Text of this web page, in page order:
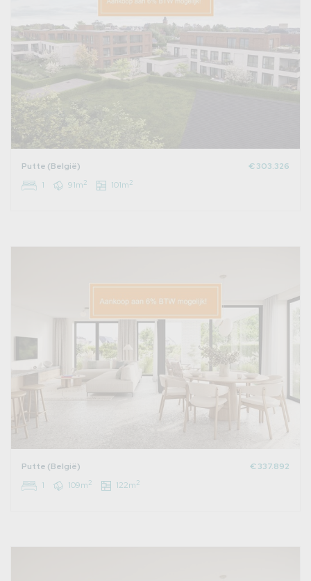
Putte (België)
€ 303.326
1
91m2 101m2
Putte (België)
€ 337.892
1
109m2 122m2